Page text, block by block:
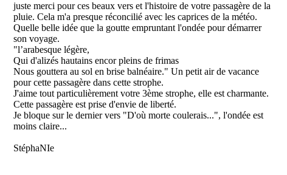
juste merci pour ces beaux vers et l'histoire de votre passagère de la
pluie. Cela m'a presque réconcilié avec les caprices de la météo.
Quelle belle idée que la goutte empruntant l'ondée pour démarrer
son voyage.
"l’arabesque légère,
Qui d'alizés hautains encor pleins de frimas
Nous gouttera au sol en brise balnéaire." Un petit air de vacance
pour cette passagère dans cette strophe.
J'aime tout particulièrement votre 3ème strophe, elle est charmante.
Cette passagère est prise d'envie de liberté.
Je bloque sur le dernier vers "D'où morte coulerais...", l'ondée est
moins claire...
StéphaNIe